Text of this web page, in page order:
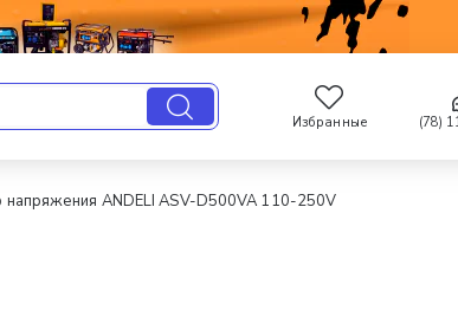
Избранные (78)
напряжения ANDELI ASV-D500VA 110-250V